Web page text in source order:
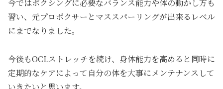
今ではボクシングに必要なバランス能力や体の動かし方も
習い、元プロボクサーとマススパーリングが出来るレベル
にまでなりました。
今後もOCLストレッチを続け、身体能力を高めると同時に
定期的なケアによって自分の体を大事にメンテナンスして
いきたいと思います。